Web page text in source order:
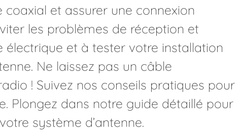
et assurer une connexion
les problèmes de réception et
électrique et à tester votre installation
Ne laissez pas un câble
! Suivez nos conseils pratiques pour
Plongez dans notre guide détaillé pour
système d’antenne.